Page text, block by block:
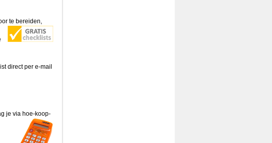
te bereiden,
direct per e-mail
je via hoe-koop-